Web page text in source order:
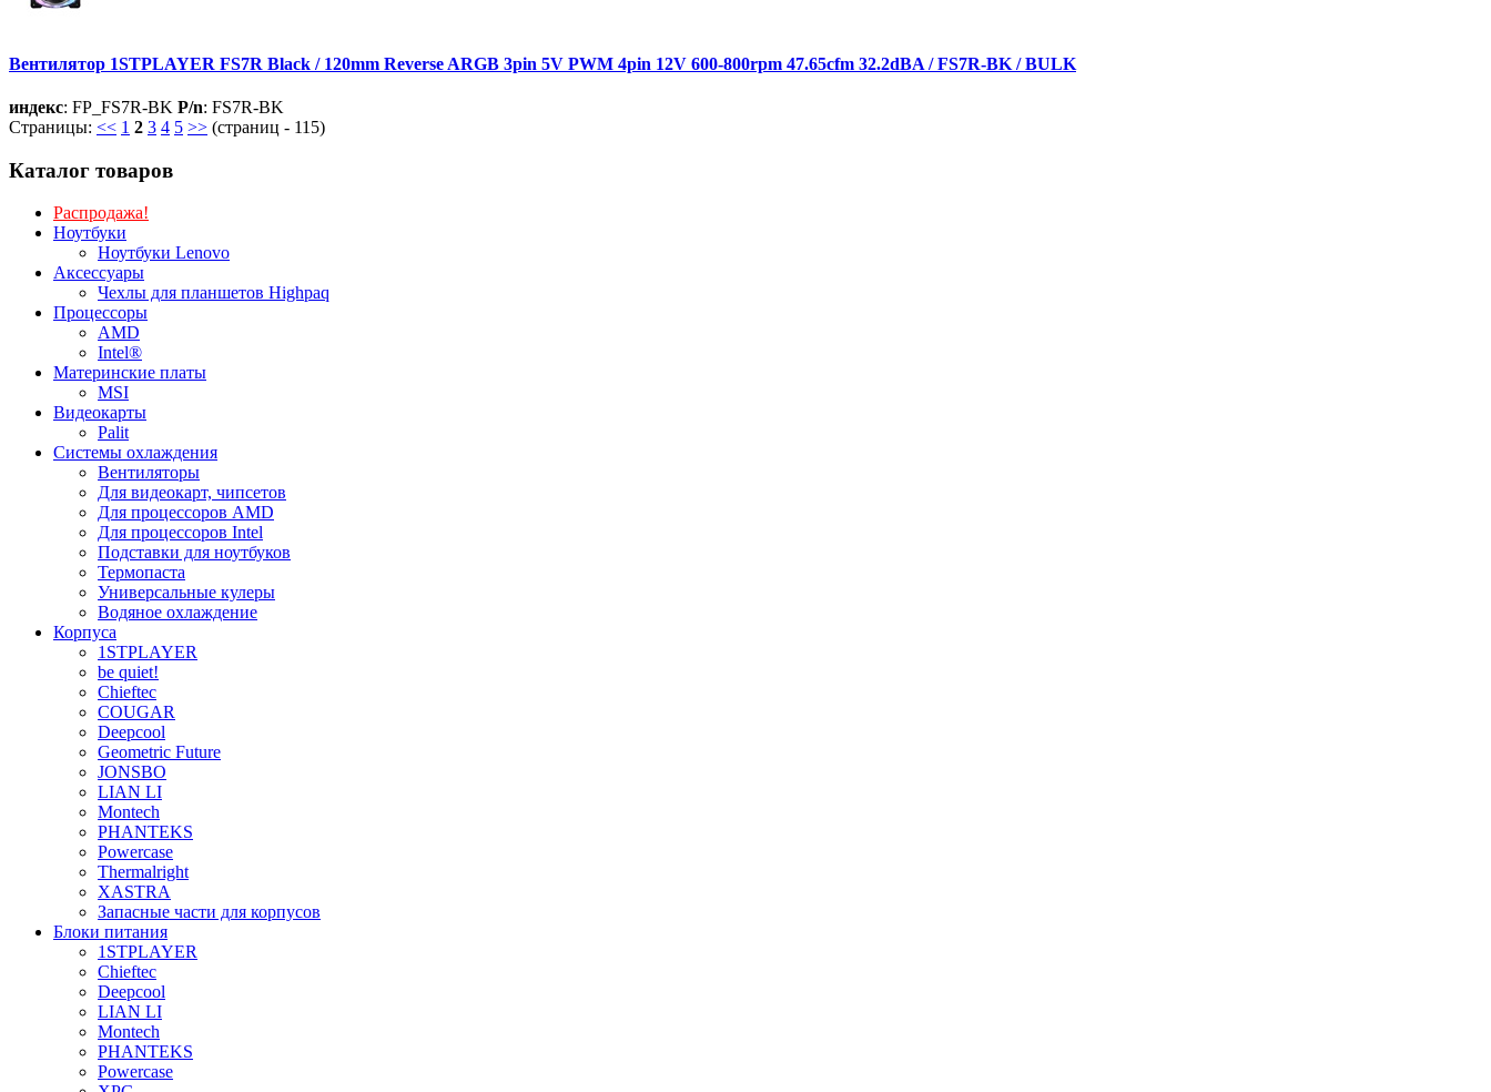
Вентилятор 1STPLAYER FS7R Black / 120mm Reverse ARGB 3pin 5V PWM 4pin 12V 600-800rpm 47.65cfm 32.2dBA / FS7R-BK / BULK
индекс: FP_FS7R-BK P/n: FS7R-BK
Страницы: << 1 2 3 4 5 >> (страниц - 115)
Каталог товаров
Распродажа!
Ноутбуки
Ноутбуки Lenovo
Аксессуары
Чехлы для планшетов Highpaq
Процессоры
AMD
Intel®
Материнские платы
MSI
Видеокарты
Palit
Системы охлаждения
Вентиляторы
Для видеокарт, чипсетов
Для процессоров AMD
Для процессоров Intel
Подставки для ноутбуков
Термопаста
Универсальные кулеры
Водяное охлаждение
Корпуса
1STPLAYER
be quiet!
Chieftec
COUGAR
Deepcool
Geometric Future
JONSBO
LIAN LI
Montech
PHANTEKS
Powercase
Thermalright
XASTRA
Запасные части для корпусов
Блоки питания
1STPLAYER
Chieftec
Deepcool
LIAN LI
Montech
PHANTEKS
Powercase